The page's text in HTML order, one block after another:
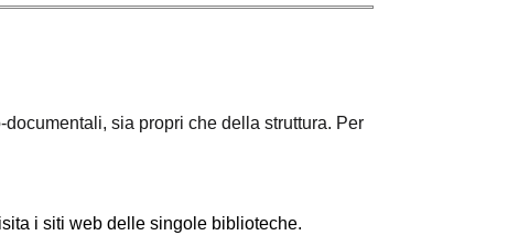
sia propri che della struttura. Per
i siti web delle singole biblioteche.